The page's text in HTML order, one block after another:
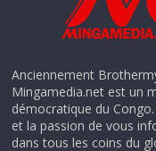
Anciennement
Mingamedia.net est un
démocratique du
et la passion de vous
dans tous les coins du